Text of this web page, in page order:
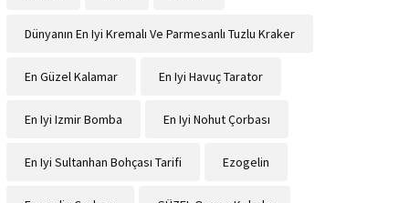
Dünyanın En Iyi Kremalı Ve Parmesanlı Tuzlu Kraker
En Güzel Kalamar En Iyi Havuç Tarator
En Iyi Izmir Bomba En Iyi Nohut Çorbası
En Iyi Sultanhan Bohçası Tarifi Ezogelin